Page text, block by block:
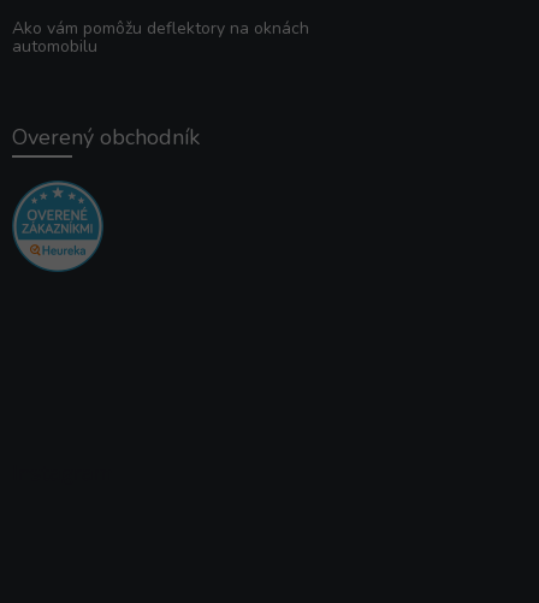
Ako vám pomôžu deflektory na oknách
automobilu
Overený obchodník